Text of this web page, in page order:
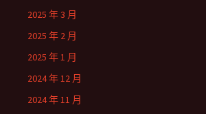
2025 年 3 月
2025 年 2 月
2025 年 1 月
2024 年 12 月
2024 年 11 月